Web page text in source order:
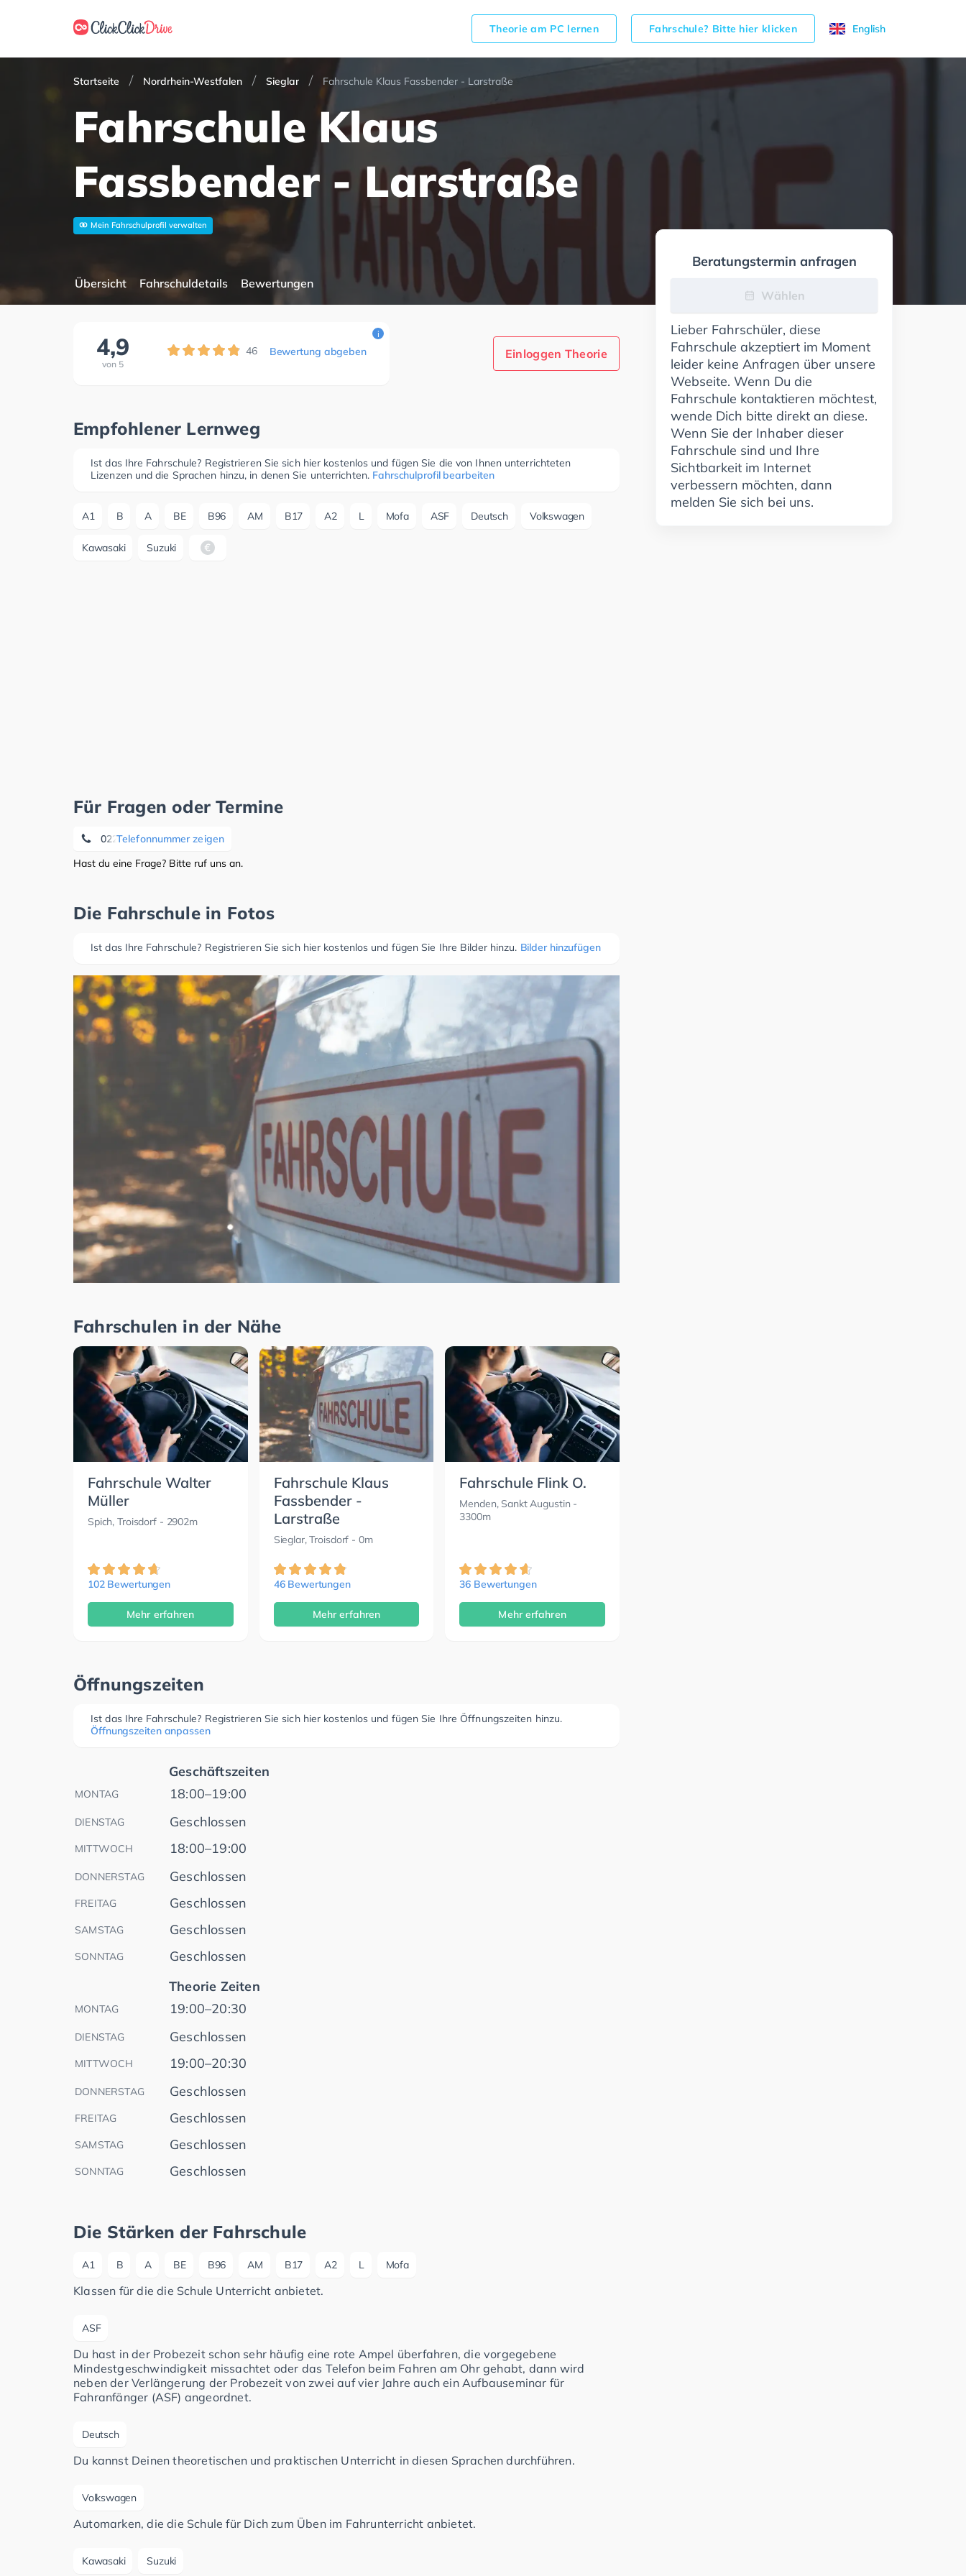
Theorie am PC lernen Fahrschule? Bitte hier klicken English
Startseite Nordrhein-Westfalen Sieglar Fahrschule Klaus Fassbender - Larstraße
Fahrschule Klaus
Fassbender - Larstraße
Mein Fahrschulprofil verwalten
Übersicht Fahrschuldetails Bewertungen
4,9
von 5
46 Bewertung abgeben
i
Einloggen Theorie
Empfohlener Lernweg
Ist das Ihre Fahrschule? Registrieren Sie sich hier kostenlos und fügen Sie die von Ihnen unterrichteten
Lizenzen und die Sprachen hinzu, in denen Sie unterrichten. Fahrschulprofil bearbeiten
A1 B A BE B96 AM B17 A2 L Mofa ASF Deutsch Volkswagen
Kawasaki Suzuki
Für Fragen oder Termine
Telefonnummer zeigen
02241 404310
Hast du eine Frage? Bitte ruf uns an.
Die Fahrschule in Fotos
Ist das Ihre Fahrschule? Registrieren Sie sich hier kostenlos und fügen Sie Ihre Bilder hinzu. Bilder hinzufügen
Fahrschulen in der Nähe
Fahrschule Walter
Müller
Spich, Troisdorf- 2902m
102 Bewertungen
Mehr erfahren
Fahrschule Klaus
Fassbender -
Larstraße
Sieglar, Troisdorf - 0m
46 Bewertungen
Mehr erfahren
Fahrschule Flink O.
Menden, Sankt Augustin -
3300m
36 Bewertungen
Mehr erfahren
Öffnungszeiten
Ist das Ihre Fahrschule? Registrieren Sie sich hier kostenlos und fügen Sie Ihre Öffnungszeiten hinzu.
Öffnungszeiten anpassen
Geschäftszeiten
MONTAG 18:00–19:00
DIENSTAG Geschlossen
MITTWOCH 18:00–19:00
DONNERSTAG Geschlossen
FREITAG Geschlossen
SAMSTAG Geschlossen
SONNTAG
Geschlossen
Theorie Zeiten
MONTAG 19:00–20:30
DIENSTAG Geschlossen
MITTWOCH 19:00–20:30
DONNERSTAG Geschlossen
FREITAG Geschlossen
SAMSTAG Geschlossen
SONNTAG Geschlossen
Die Stärken der Fahrschule
A1 B A BE B96 AM B17 A2 L Mofa
Klassen für die die Schule Unterricht anbietet.
ASF
Du hast in der Probezeit schon sehr häufig eine rote Ampel überfahren, die vorgegebene
Mindestgeschwindigkeit missachtet oder das Telefon beim Fahren am Ohr gehabt, dann wird
neben der Verlängerung der Probezeit von zwei auf vier Jahre auch ein Aufbauseminar für
Fahranfänger (ASF) angeordnet.
Deutsch
Du kannst Deinen theoretischen und praktischen Unterricht in diesen Sprachen durchführen.
Volkswagen
Automarken, die die Schule für Dich zum Üben im Fahrunterricht anbietet.
Kawasaki Suzuki
Beratungstermin anfragen
Wählen
Lieber Fahrschüler, diese
Fahrschule akzeptiert im Moment
leider keine Anfragen über unsere
Webseite. Wenn Du die
Fahrschule kontaktieren möchtest,
wende Dich bitte direkt an diese.
Wenn Sie der Inhaber dieser
Fahrschule sind und Ihre
Sichtbarkeit im Internet
verbessern möchten, dann
melden Sie sich bei uns.